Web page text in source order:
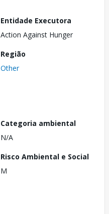
Entidade Executora
Action Against Hunger
Região
Other
Categoria ambiental
N/A
Risco Ambiental e Social
M